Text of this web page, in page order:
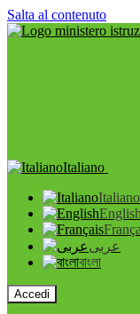
Salta al contenuto
Italiano
Italiano
English
عربى
বাংলা
Accedi